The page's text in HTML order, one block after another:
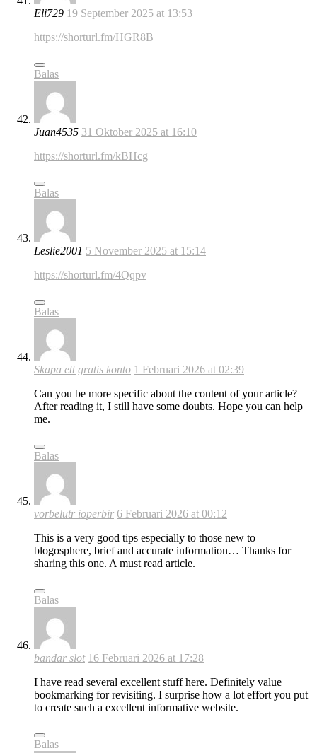
Eli729 19 September 2025 at 13:53
https://shorturl.fm/HGR8B
Balas
Juan4535 31 Oktober 2025 at 16:10
https://shorturl.fm/kBHcg
Balas
Leslie2001 5 November 2025 at 15:14
https://shorturl.fm/4Qqpv
Balas
Skapa ett gratis konto 1 Februari 2026 at 02:39
Can you be more specific about the content of your article?
After reading it, I still have some doubts. Hope you can help
me.
Balas
vorbelutr ioperbir 6 Februari 2026 at 00:12
This is a very good tips especially to those new to
blogosphere, brief and accurate information… Thanks for
sharing this one. A must read article.
Balas
bandar slot 16 Februari 2026 at 17:28
I have read several excellent stuff here. Definitely value
bookmarking for revisiting. I surprise how a lot effort you put
to create such a excellent informative website.
Balas